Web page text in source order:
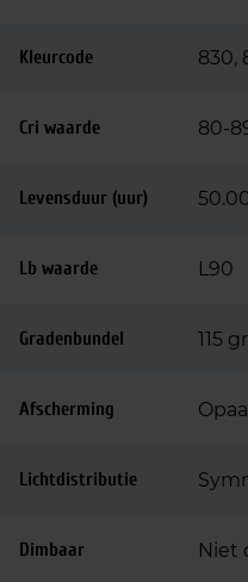
Kleurcode 830,
Cri waarde 80-
Levensduur (uur)
Lb waarde L90
Gradenbundel 115
Afscherming
Lichtdistributie
Dimbaar Niet